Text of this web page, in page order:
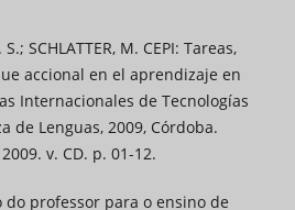
SCHLATTER, M. CEPI: Tareas,
accional en el aprendizaje en
Internacionales de Tecnologías
de Lenguas, 2009, Córdoba.
v. CD. p. 01-12.
do professor para o ensino de